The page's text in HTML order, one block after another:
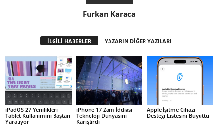
Furkan Karaca
İLGİLİ HABERLER YAZARIN DİĞER YAZILARI
iPadOS 27 Yenilikleri
Tablet Kullanımını Baştan
Yaratıyor
iPhone 17 Zam İddiası
Teknoloji Dünyasını
Karıştırdı
Apple İşitme Cihazı
Desteği Listesini Büyüttü